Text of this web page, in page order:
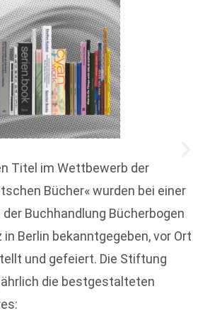
Titel im Wettbewerb der
Bücher« wurden bei einer
Buchhandlung Bücherbogen
Berlin bekanntgegeben, vor Ort
und gefeiert. Die Stiftung
die bestgestalteten